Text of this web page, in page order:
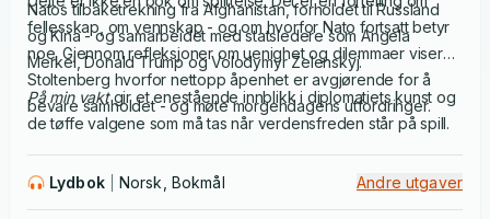
Natos tilbaketrekning fra Afghanistan, forholdet til Russland
og Kina - og samarbeidet med statsledere som Angela
Merkel, Donald Trump og Volodymyr Zelenskyj.
fellesskap, om vennskap - og om hvorfor Nato fortsatt betyr
noe. Gjennom refleksjoner om uenighet og dilemmaer viser
Stoltenberg hvorfor nettopp åpenhet er avgjørende for å
bevare samholdet - og møte morgendagens utfordringer.
På min vaktgir et enestående innblikk i diplomatiets kunst og
de tøffe valgene som må tas når verdensfreden står på spill.
Lydbok Norsk, Bokmål Andre utgaver